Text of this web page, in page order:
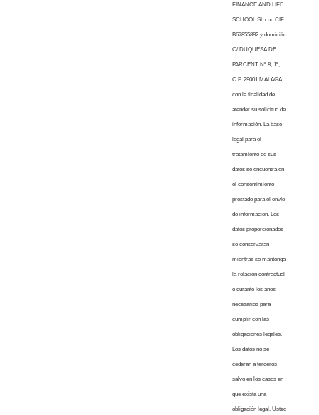
FINANCE AND LIFE
SCHOOL SL con CIF
B67855882 y domicilio
C/ DUQUESA DE
PARCENT Nº 8, 1º,
C.P. 29001 MALAGA,
con la finalidad de
atender su solicitud de
información. La base
legal para el
tratamiento de sus
datos se encuentra en
el consentimiento
prestado para el envío
de información. Los
datos proporcionados
se conservarán
mientras se mantenga
la relación contractual
o durante los años
necesarios para
cumplir con las
obligaciones legales.
Los datos no se
cederán a terceros
salvo en los casos en
que exista una
obligación legal. Usted